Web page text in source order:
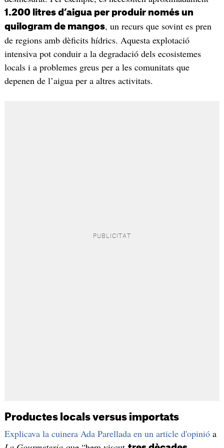
1.200 litres d’aigua per produir només un
quilogram de mangos, un recurs que sovint es pren
de regions amb dèficits hídrics. Aquesta explotació
intensiva pot conduir a la degradació dels ecosistemes
locals i a problemes greus per a les comunitats que
depenen de l’aigua per a altres activitats.
Productes locals versus importats
Explicava la cuinera Ada Parellada en un article d'opinióa